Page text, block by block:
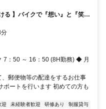
る 】バイクで『想い』と『笑
7：50 ～ 16：50 (8H勤務) ◆ 月
郵便物等の配達をするお仕事
ートを行います 初めての方も
迎 未経験者歓迎 研修あり
制服貸与